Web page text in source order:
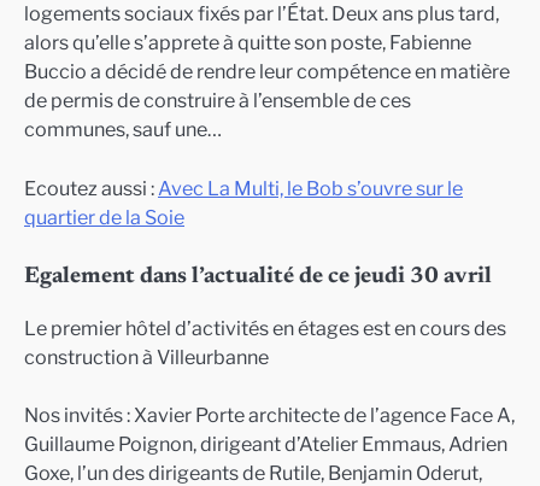
logements sociaux fixés par l’État. Deux ans plus tard,
alors qu’elle s’apprete à quitte son poste, Fabienne
Buccio a décidé de rendre leur compétence en matière
de permis de construire à l’ensemble de ces
communes, sauf une…
Ecoutez aussi : Avec La Multi, le Bob s’ouvre sur le
quartier de la Soie
Egalement dans l’actualité de ce jeudi 30 avril
Le premier hôtel d’activités en étages est en cours des
construction à Villeurbanne
Nos invités : Xavier Porte architecte de l’agence Face A,
Guillaume Poignon, dirigeant d’Atelier Emmaus, Adrien
Goxe, l’un des dirigeants de Rutile, Benjamin Oderut,